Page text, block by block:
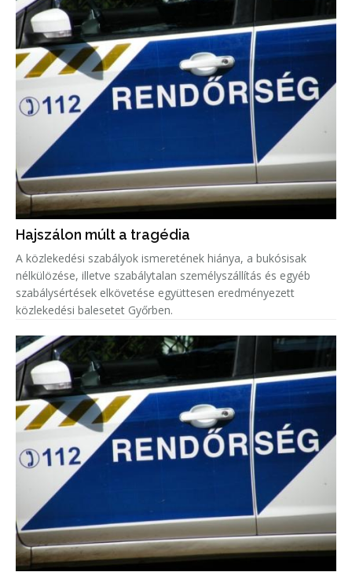
Hajszálon múlt a tragédia
A közlekedési szabályok ismeretének hiánya, a bukósisak
nélkülözése, illetve szabálytalan személyszállítás és egyéb
szabálysértések elkövetése együttesen eredményezett
közlekedési balesetet Győrben.